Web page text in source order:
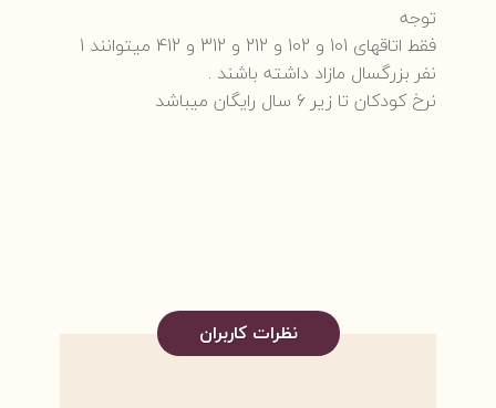
توجه
فقط اتاقهای 101 و 102 و 212 و 312 و 412
میتوانند 1
نفر بزرگسال مازاد داشته باشند .
نرخ کودکان تا زیر 6 سال رایگان میباشد
نظرات کاربران